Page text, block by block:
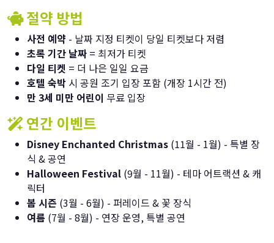
절약 방법
사전 예약 - 날짜 지정 티켓이 당일 티켓보다 저렴
초록 기간 날짜 = 최저가 티켓
다일 티켓 = 더 나은 일일 요금
호텔 숙박 시 공원 조기 입장 포함 (개장 1시간 전)
만 3세 미만 어린이 무료 입장
연간 이벤트
Disney Enchanted Christmas (11월 - 1월) - 특별 장
식 & 공연
Halloween Festival (9월 - 11월) - 테마 어트랙션 & 캐
릭터
봄 시즌 (3월 - 6월) - 퍼레이드 & 꽃 장식
여름 (7월 - 8월) - 연장 운영, 특별 공연